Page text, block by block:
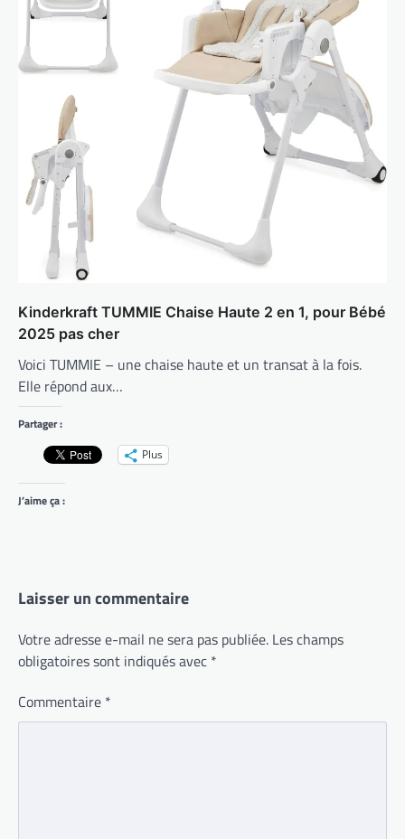
Kinderkraft TUMMIE Chaise Haute 2 en 1, pour Bébé
2025 pas cher
Voici TUMMIE – une chaise haute et un transat à la fois.
Elle répond aux…
Partager :
Plus
J’aime ça :
Laisser un commentaire
Votre adresse e-mail ne sera pas publiée. Les champs
obligatoires sont indiqués avec *
Commentaire *